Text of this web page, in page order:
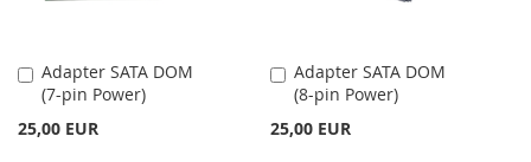
Adapter SATA DOM
(7-pin Power)
25,00 EUR
Adauga
în
cos
Adapter SATA DOM
(8-pin Power)
25,00 EUR
Adauga
în
cos